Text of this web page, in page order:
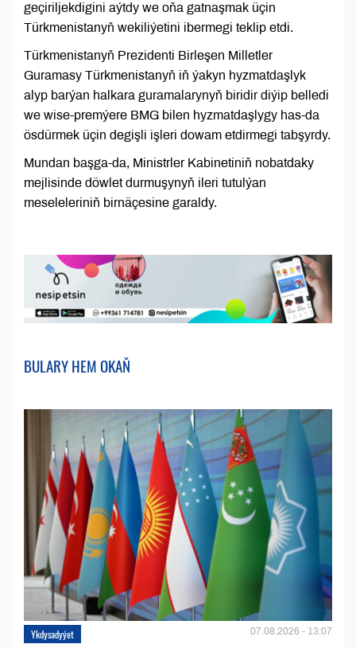
geçiriljekdigini aýtdy we oňa gatnaşmak üçin
Türkmenistanyň wekiliýetini ibermegi teklip etdi.
Türkmenistanyň Prezidenti Birleşen Milletler
Guramasy Türkmenistanyň iň ýakyn hyzmatdaşlyk
alyp barýan halkara guramalarynyň biridir diýip belledi
we wise-premýere BMG bilen hyzmatdaşlygy has-da
ösdürmek üçin degişli işleri dowam etdirmegi tabşyrdy.
Mundan başga-da, Ministrler Kabinetiniň nobatdaky
mejlisinde döwlet durmuşynyň ileri tutulýan
meseleleriniň birnäçesine garaldy.
BULARY HEM OKAŇ
Ykdysadyýet 07.08.2026 - 13:07